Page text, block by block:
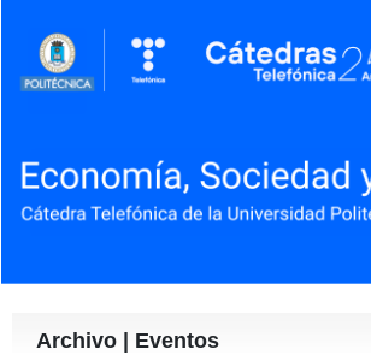
Archivo | Eventos